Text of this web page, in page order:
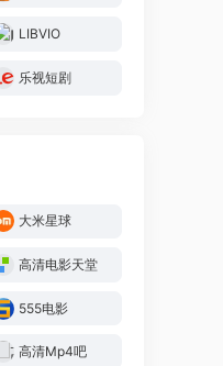
LIBVIO
乐视短剧
大米星球
高清电影天堂
555电影
高清Mp4吧